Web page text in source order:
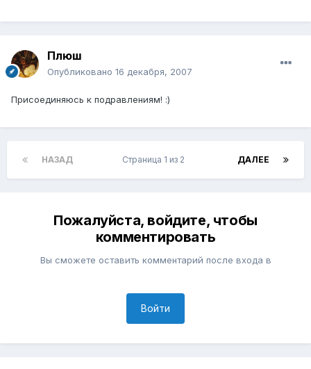
Плюш
Опубликовано 16 декабря, 2007
Присоединяюсь к подравлениям! :)
НАЗАД ДАЛЕЕ
Страница 1 из 2
Пожалуйста, войдите, чтобы
комментировать
Вы сможете оставить комментарий после входа в
Войти